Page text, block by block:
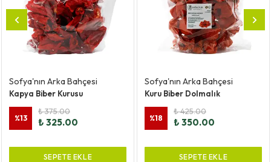
Sofya'nın Arka Bahçesi
Kapya Biber Kurusu
%13
₺ 375.00
₺ 325.00
SEPETE EKLE
Sofya'nın Arka Bahçesi
Kuru Biber Dolmalık
%18
₺ 425.00
₺ 350.00
SEPETE EKLE